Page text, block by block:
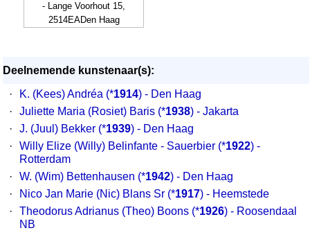
- Lange Voorhout 15,
2514EADen Haag
Deelnemende kunstenaar(s):
·
K. (Kees) Andréa (*1914) - Den Haag
·
Juliette Maria (Rosiet) Baris (*1938) - Jakarta
·
J. (Juul) Bekker (*1939) - Den Haag
·
Willy Elize (Willy) Belinfante - Sauerbier (*1922) -
Rotterdam
·
W. (Wim) Bettenhausen (*1942) - Den Haag
·
Nico Jan Marie (Nic) Blans Sr (*1917) - Heemstede
·
Theodorus Adrianus (Theo) Boons (*1926) - Roosendaal
NB